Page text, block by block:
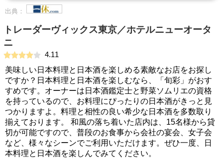
出典：
トレーダーヴィックス東京／ホテルニューオータ
ニ
4.11
美味しい日本料理と日本酒を楽しめる素敵なお店をお探し
ですか？日本料理と日本酒を楽しむなら、「旬彩」がおす
すめです。オーナーは日本酒鑑定士と野菜ソムリエの資格
を持っているので、お料理にぴったりの日本酒がきっと見
つかりますよ。料理と相性の良い希少な日本酒を多数取り
揃えております。 和風の落ち着いた店内は、15名様から貸
切が可能ですので、普段のお食事から会社の宴会、女子会
など、様々なシーンでご利用いただけます。ぜひ一度、日
本料理と日本酒を楽しんでみてください。